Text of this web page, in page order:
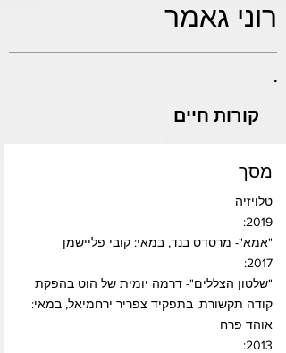
רוני גאמר
.
קורות חיים
מסך
טלויזיה
2019:
"אמא"- מרסדס בנד, במאי: קובי פליישמן
2017:
"שלטון הצללים"- דרמה יומית של הוט בהפקת
קודה תקשורת, בתפקיד צפריר ירחמיאל, במאי:
אוהד פרח
2013: